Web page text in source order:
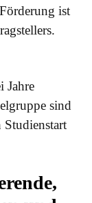
ist
Jahre
sind
Studienstart